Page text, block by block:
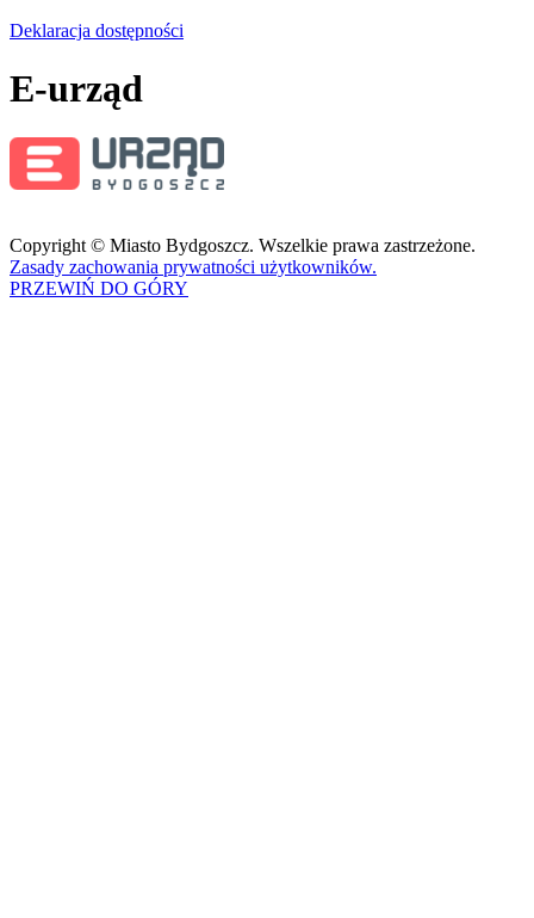
Deklaracja dostępności
E-urząd
Copyright © Miasto Bydgoszcz. Wszelkie prawa zastrzeżone.
Zasady zachowania prywatności użytkowników.
PRZEWIŃ DO GÓRY